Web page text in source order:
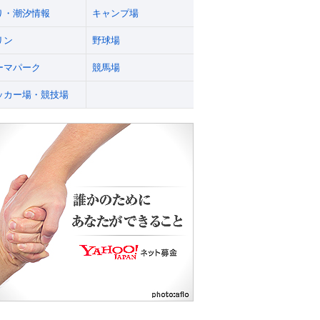
・潮汐情報 キャンプ場
ン 野球場
マパーク 競馬場
カー場・競技場